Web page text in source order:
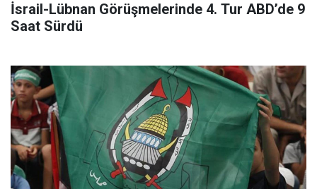
İsrail-Lübnan Görüşmelerinde 4. Tur ABD’de 9
Saat Sürdü